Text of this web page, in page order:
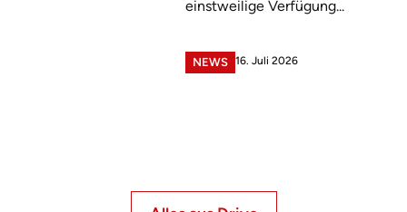
einstweilige Verfügung...
NEWS 16. Juli 2026